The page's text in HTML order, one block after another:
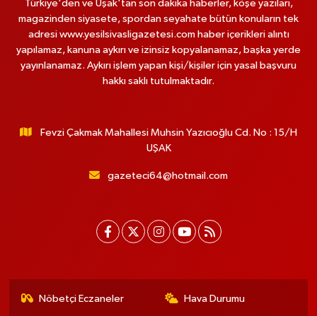
Türkiye'den ve Uşak'tan son dakika haberler, köşe yazıları,
magazinden siyasete, spordan seyahate bütün konuların tek
adresi www.yesilsivasligazetesi.com haber içerikleri alıntı
yapılamaz, kanuna aykırı ve izinsiz kopyalanamaz, başka yerde
yayınlanamaz. Aykırı işlem yapan kişi/kişiler için yasal başvuru
hakkı saklı tutulmaktadır.
Fevzi Çakmak Mahallesi Muhsin Yazıcıoğlu Cd. No : 15/H
UŞAK
gazeteci64@hotmail.com
Nöbetçi Eczaneler Hava Durumu